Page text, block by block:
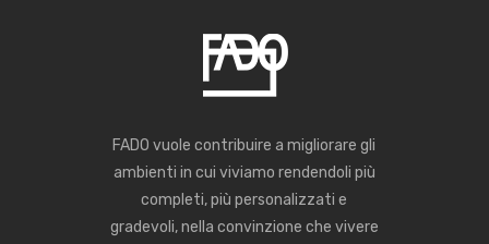
FADO vuole contribuire a migliorare gli
ambienti in cui viviamo rendendoli più
completi, più personalizzati e
gradevoli, nella convinzione che vivere